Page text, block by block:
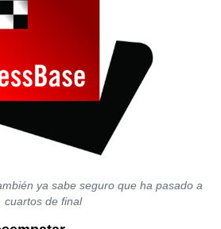
ya sabe seguro que ha pasado a
cuartos de final